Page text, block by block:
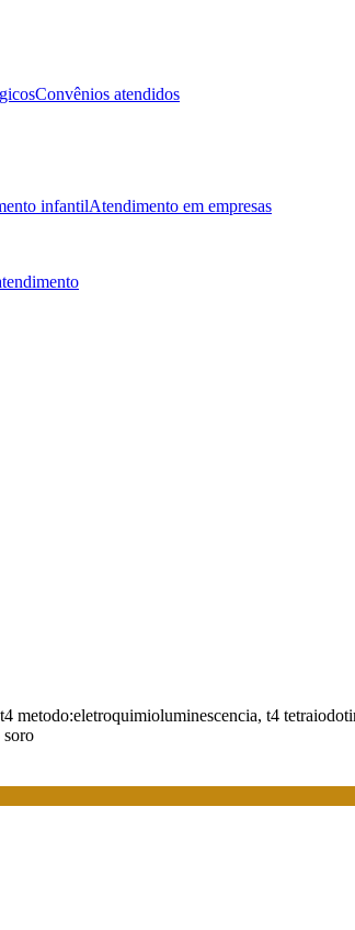
Convênios atendidos
infantilAtendimento em empresas
metodo:eletroquimioluminescencia, t4